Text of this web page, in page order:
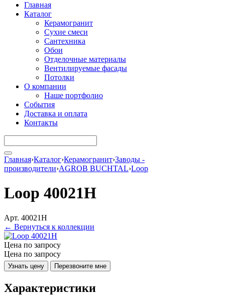
Главная
Каталог
Керамогранит
Сухие смеси
Сантехника
Обои
Отделочные материалы
Вентилируемые фасады
Потолки
О компании
Наше портфолио
События
Доставка и оплата
Контакты
Главная›Каталог›Керамогранит›Заводы -
производители›AGROB BUCHTAL›Loop
Loop 40021H
Арт. 40021H
← Вернуться к коллекции
Цена по запросу
Цена по запросу
Узнать цену Перезвоните мне
Характеристики